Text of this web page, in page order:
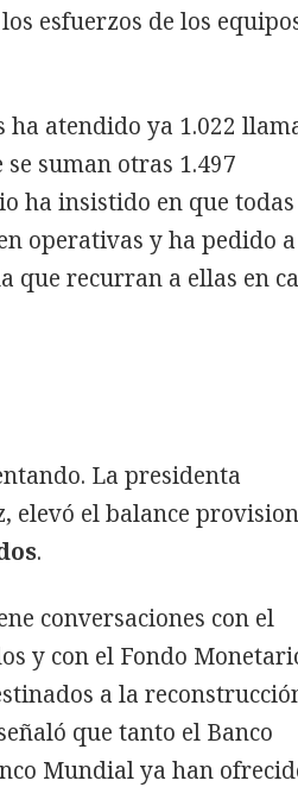
esfuerzos de los
atendido ya 1.022
suman otras 1.497
ha insistido en que
operativas y ha pedido
que recurran a ellas en
La presidenta
elevó el balance
.
conversaciones con el
y con el Fondo
a la
que tanto el Banco
Mundial ya han